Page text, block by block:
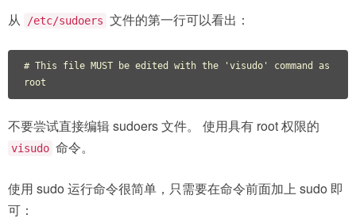
从 /etc/sudoers 文件的第一行可以看出：
# This file MUST be edited with the 'visudo' command as
root
不要尝试直接编辑 sudoers 文件。 使用具有 root 权限的
visudo 命令。
使用 sudo 运行命令很简单，只需要在命令前面加上 sudo 即
可：